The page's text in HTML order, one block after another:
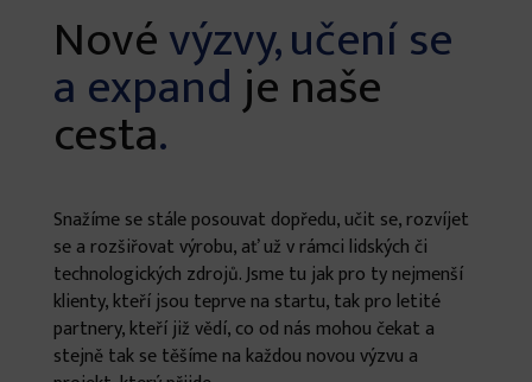
Novévýzvy, učení se
a expandje naše
cesta.
Snažíme se stále posouvat dopředu, učit se, rozvíjet
se a rozšiřovat výrobu, ať už v rámci lidských či
technologických zdrojů. Jsme tu jak pro ty nejmenší
klienty, kteří jsou teprve na startu, tak pro letité
partnery, kteří již vědí, co od nás mohou čekat a
stejně tak se těšíme na každou novou výzvu a